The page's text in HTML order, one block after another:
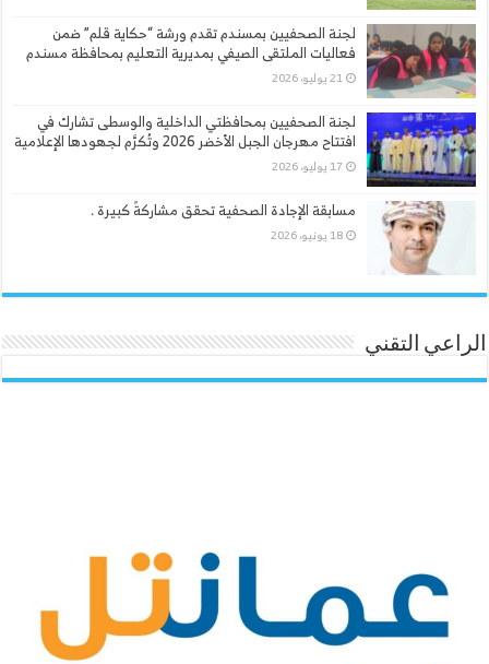
لجنة الصحفيين بمسندم تقدم ورشة “حكاية قلم” ضمن
فعاليات الملتقى الصيفي بمديرية التعليم بمحافظة مسندم
21 يوليو، 2026
لجنة الصحفيين بمحافظتي الداخلية والوسطى تشارك في
افتتاح مهرجان الجبل الأخضر 2026 وتُكرَّم لجهودها الإعلامية
17 يوليو، 2026
مسابقة الإجادة الصحفية تحقق مشاركةً كبيرة .
18 يونيو، 2026
الراعي التقني